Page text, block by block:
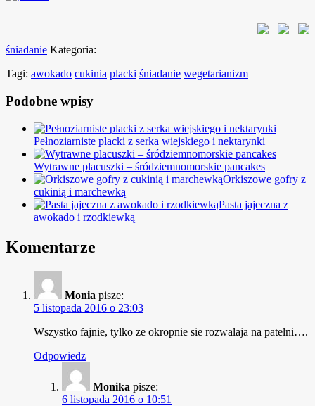
śniadanie Kategoria:
Tagi: awokado cukinia placki śniadanie wegetarianizm
Podobne wpisy
Pełnoziarniste placki z serka wiejskiego i nektarynki
Wytrawne placuszki – śródziemnomorskie pancakes
Orkiszowe gofry z
cukinią i marchewką
Pasta jajeczna z
awokado i rzodkiewką
Komentarze
Monia pisze:
5 listopada 2016 o 23:03
Wszystko fajnie, tylko ze okropnie sie rozwalaja na patelni….
Odpowiedz
Monika pisze:
6 listopada 2016 o 10:51